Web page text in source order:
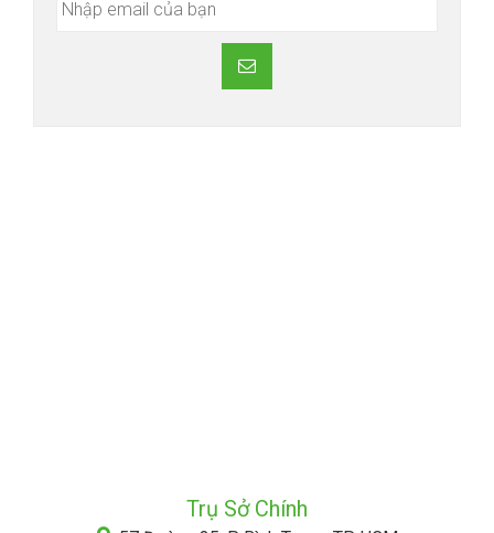
Trụ Sở Chính